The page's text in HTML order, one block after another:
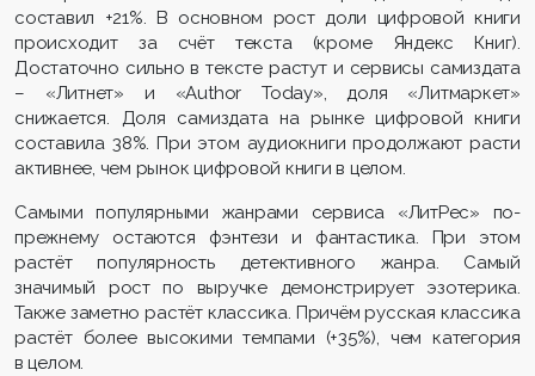
составил +21%. В основном рост доли цифровой книги
происходит за счёт текста (кроме Яндекс Книг).
Достаточно сильно в тексте растут и сервисы самиздата
– «Литнет» и «Author Today», доля «Литмаркет»
снижается. Доля самиздата на рынке цифровой книги
составила 38%. При этом аудиокниги продолжают расти
активнее, чем рынок цифровой книги в целом.
Самыми популярными жанрами сервиса «ЛитРес» по-
прежнему остаются фэнтези и фантастика.
При этом
растёт популярность детективного жанра. Самый
значимый рост по выручке демонстрирует эзотерика.
Также заметно растёт классика. Причём русская классика
растёт более высокими темпами (+35%), чем категория
в целом.